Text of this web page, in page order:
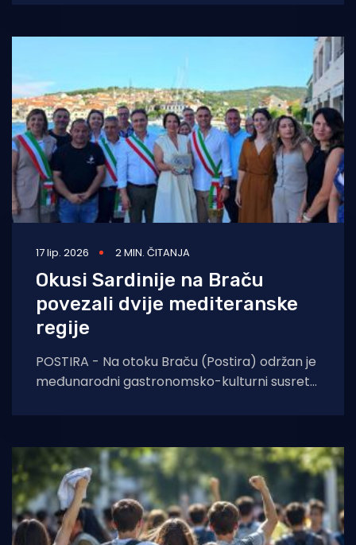
Dobrovoljnom vatrogasnom društvu Komiža
17 lip. 2026 2 MIN. ČITANJA
Okusi Sardinije na Braču
povezali dvije mediteranske
regije
POSTIRA - Na otoku Braču (Postira) održan je
međunarodni gastronomsko-kulturni susret
na Braču“, u organizaciji Turističke